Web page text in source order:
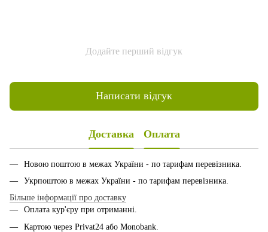
Додайте перший відгук
Написати відгук
Доставка Оплата
Новою поштою в межах України - по тарифам перевізника.
Укрпоштою в межах України - по тарифам перевізника.
Більше інформації про доставку
Оплата кур'єру при отриманні.
Картою через Privat24 або Monobank.